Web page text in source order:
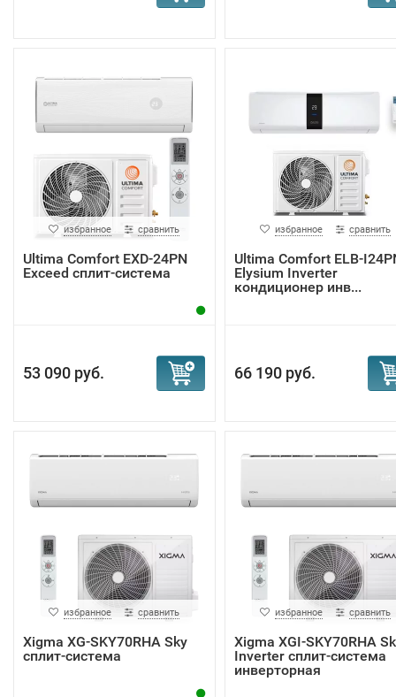
избранное сравнить
Ultima Comfort EXD-24PN
Exceed сплит-система
53 090 руб.
избранное сравнить
Ultima Comfort ELB-
Elysium Inverter
кондиционер инв...
66 190 руб.
избранное сравнить
Xigma XG-SKY70RHA Sky
сплит-система
избранное сравнить
Xigma XGI-SKY70RHA
Inverter сплит-система
инверторная